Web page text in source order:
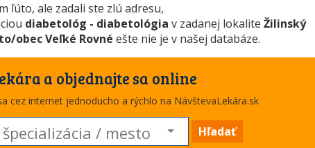
ľúto, ale zadali ste zlú adresu,
diabetológ - diabetológia v zadanej lokalite Žilinský
obec Veľké Rovné ešte nie je v našej databáze.
a objednajte sa online
cez internet jednoducho a rýchlo na NávštevaLekára.sk
Hľadať